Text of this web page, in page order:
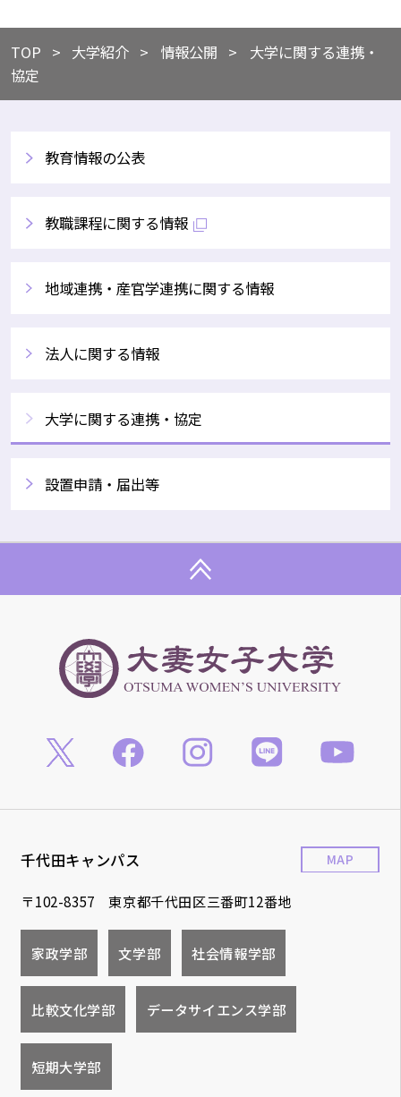
TOP ​​大学紹介 ​情報公開
大学に関する連携・
協定
教育情報の公表
教職課程に関する情報
地域連携・産官学連携に関する情報
法人に関する情報
大学に関する連携・協定
設置申請・届出等
千代田キャンパス
〒102-8357 東京都千代田区三番町12番地
MAP
家政学部 文学部 社会情報学部
比較文化学部 データサイエンス学部
短期大学部